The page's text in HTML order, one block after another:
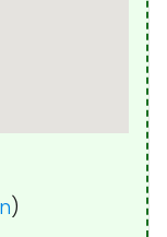
)